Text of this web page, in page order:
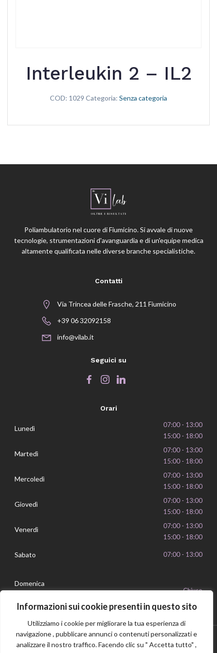
Informazioni sui cookie presenti in questo sito
Utilizziamo i cookie per migliorare la tua esperienza di
navigazione , pubblicare annunci o contenuti personalizzati e
analizzare il nostro traffico. Facendo clic su " Accetta tutto" ,
Interleukin 2 – IL2
COD: 1029 Categoria: Senza categoria
Poliambulatorio nel cuore di Fiumicino. Si avvale di nuove
tecnologie, strumentazioni d'avanguardia e di un'equipe medica
altamente qualificata nelle diverse branche specialistiche.
Contatti
Via Trincea delle Frasche, 211 Fiumicino
+39 06 32092158
info@vilab.it
Seguici su
Orari
Lunedì
07:00 - 13:00
15:00 - 18:00
Martedì
07:00 - 13:00
15:00 - 18:00
Mercoledì
07:00 - 13:00
15:00 - 18:00
Giovedì
07:00 - 13:00
15:00 - 18:00
Venerdì
07:00 - 13:00
15:00 - 18:00
Sabato 07:00 - 13:00
Domenica
Chiuso
Privacy Policy Cookie Policy P.IVA 16239351006